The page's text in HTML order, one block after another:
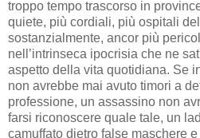
troppo tempo trascorso in
quiete, più cordiali, più ospitali
sostanzialmente, ancor più
nell’intrinseca ipocrisia che ne
aspetto della vita quotidiana. Se
non avrebbe mai avuto timori a
professione, un assassino non
farsi riconoscere quale tale, un
camuffato dietro false maschere